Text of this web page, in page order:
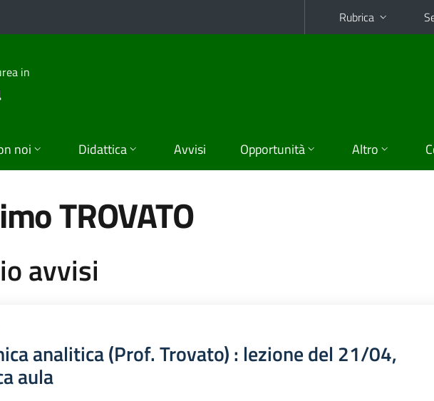
Rubrica
in
noi Didattica Avvisi Opportunità Altro
TROVATO
avvisi
analitica (Prof. Trovato) : lezione del 21/04,
aula